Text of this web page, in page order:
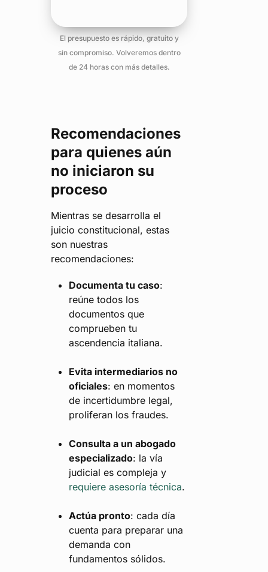
El presupuesto es rápido, gratuito y
sin compromiso. Volveremos dentro
de 24 horas con más detalles.
Recomendaciones
para quienes aún
no iniciaron su
proceso
Mientras se desarrolla el
juicio constitucional, estas
son nuestras
recomendaciones:
Documenta tu caso:
reúne todos los
documentos que
comprueben tu
ascendencia italiana.
Evita intermediarios no
oficiales: en momentos
de incertidumbre legal,
proliferan los fraudes.
Consulta a un abogado
especializado: la vía
judicial es compleja y
requiere asesoría técnica.
Actúa pronto: cada día
cuenta para preparar una
demanda con
fundamentos sólidos.